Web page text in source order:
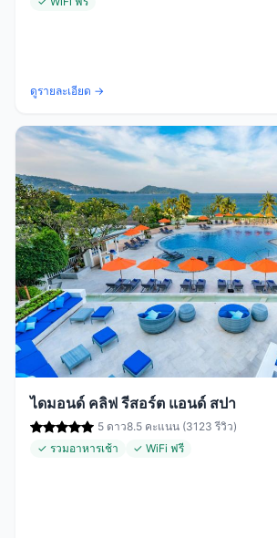
ดูรายละเอียด →
ไดมอนด์ คลิฟ รีสอร์ต แอนด์ สปา
5 ดาว8.5 คะแนน (3123 รีวิว)
✓ รวมอาหารเช้า
✓ WiFi ฟรี